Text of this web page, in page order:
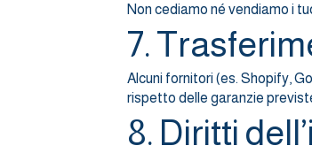
Non cediamo né vendiamo i
7.
Alcuni fornitori (es. Shopify,
rispetto delle garanzie
8. Diritti